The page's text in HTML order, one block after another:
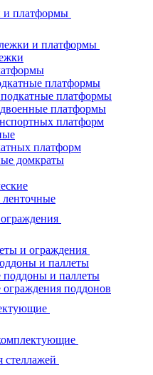
и платформы
и платформы
платформы
платформы
платформы
платформ
платформ
домкраты
и ограждения
и паллеты
поддоны и паллеты
поддонов
стеллажей